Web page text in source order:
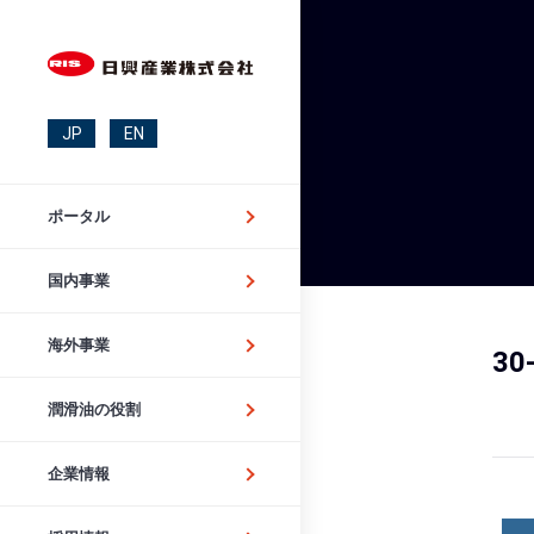
JP EN
ポータル
国内事業
海外事業
潤滑油の役割
企業情報